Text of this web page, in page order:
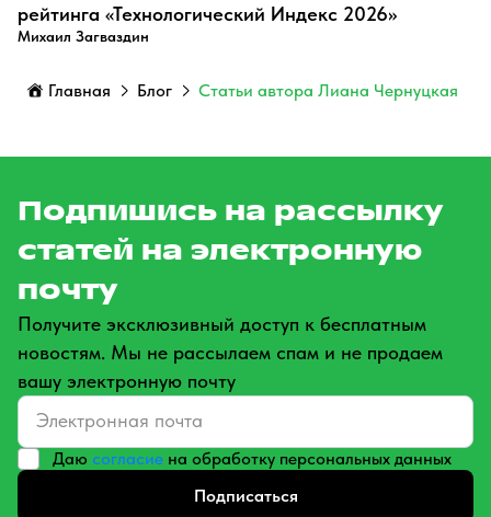
рейтинга «Технологический Индекс 2026»
Михаил Загваздин
Главная Блог Статьи автора Лиана Чернуцкая
Подпишись на рассылку
статей на электронную
почту
Получите эксклюзивный доступ к бесплатным
новостям. Мы не рассылаем спам и не продаем
вашу электронную почту
Даю согласие на обработку персональных данных
Подписаться